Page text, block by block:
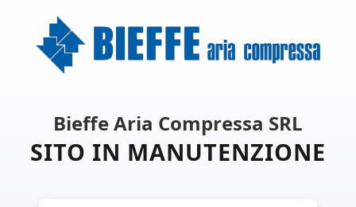
Bieffe Aria Compressa SRL
SITO IN MANUTENZIONE